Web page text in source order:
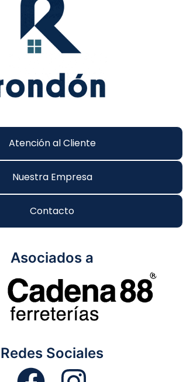
Atención al Cliente
Nuestra Empresa
Contacto
Asociados a
Redes Sociales